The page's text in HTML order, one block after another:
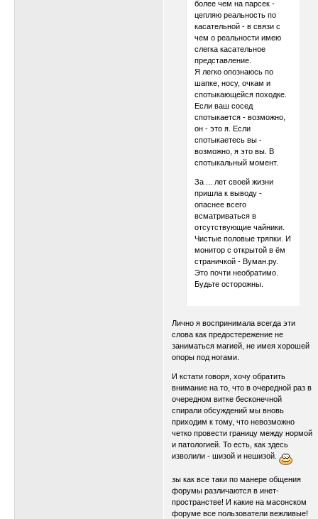
более чем на парсек -
цепляю реальность по
касательной - в связи с
чем о реальности имею
слегка касательное
представление.
Я легко опознаюсь по
шапке, носу, очкам и
спотыкающейся походке.
Если ваш сосед
спотыкается - возможно,
он - это я. Если
спотыкаетесь вы -
возможно, я это вы. В
спотыкальный момент.
За ... лет своей жизни
пришла к выводу -
опаснее всего
всматриваться в
отсутствующие чайники.
Чистые половые тряпки. И
монитор с открытой в ём
страничкой - Вуман.ру.
Это почти необратимо.
Будьте осторожны.
Лично я воспринимала всегда эти
слова как предостережение не
заниматься магией, не имея хорошей
опоры под ногами.
И кстати говоря, хочу обратить
внимание на то, что в очередной раз в
очередном витке бесконечной
спирали обсуждений мы вновь
приходим к тому, что невозможно
четко провести границу между нормой
и патологией. То есть, как здесь
изволили - шизой и нешизой.
зы как все таки по манере общения
форумы различаются в инет-
пространстве! И какие на масонском
форуме все пользователи вежливые!